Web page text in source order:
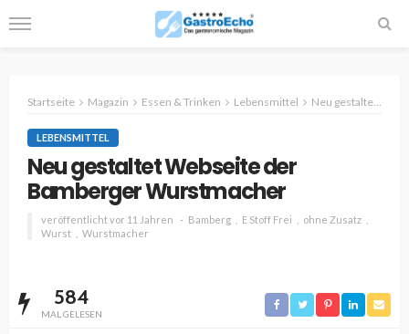
Startseite Magazin Essen & Trinken Lebensmittel Neu gestaltet Webseite der Bamberger Wurstmacher
LEBENSMITTEL
Neu gestaltet Webseite der
Bamberger Wurstmacher
veröffentlicht vor 11 Jahren Bamberg E Stoff Frei
ohne Zusatz
Wurst
Wurstmacher
584
MAL GELESEN